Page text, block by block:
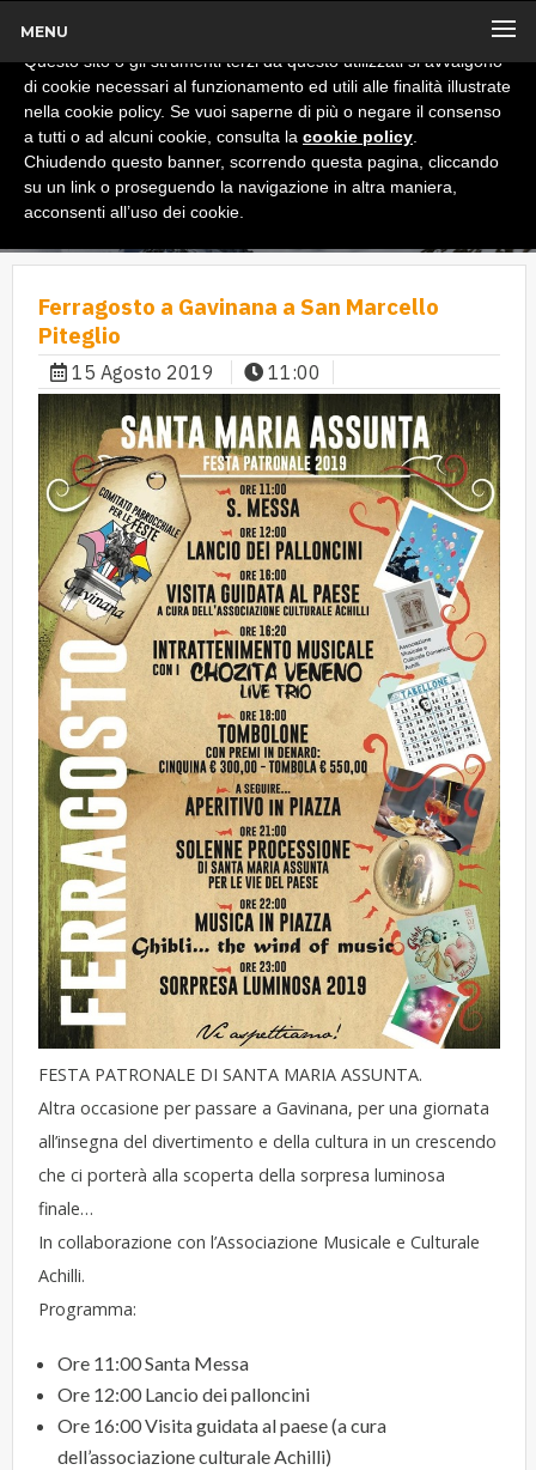
MENU
Ferragosto a Gavinana a San Marcello
Piteglio
15 Agosto 2019 11:00
FESTA PATRONALE DI SANTA MARIA ASSUNTA.
Altra occasione per passare a Gavinana, per una giornata
all’insegna del divertimento e della cultura in un crescendo
che ci porterà alla scoperta della sorpresa luminosa
finale…
In collaborazione con l’Associazione Musicale e Culturale
Achilli.
Programma:
Ore 11:00 Santa Messa
Ore 12:00 Lancio dei palloncini
Ore 16:00 Visita guidata al paese (a cura
dell’associazione culturale Achilli)
x
Informativa
Questo sito o gli strumenti terzi da questo utilizzati si avvalgono
di cookie necessari al funzionamento ed utili alle finalità illustrate
nella cookie policy. Se vuoi saperne di più o negare il consenso
a tutti o ad alcuni cookie, consulta la cookie policy
Chiudendo questo banner, scorrendo questa pagina, cliccando
su un link o proseguendo la navigazione in altra maniera,
acconsenti all’uso dei cookie.